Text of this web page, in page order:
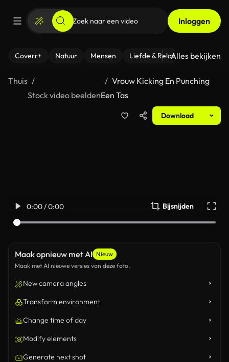
Inloggen
Coverr+ Natuur Mensen Liefde & Relaties - Fitness
Alles bekijken
Thuis
Stock video beelden
Vrouw Kicking En Punching
Een Tas
Download
0:00 / 0:00 Bijsnijden
Maak opnieuw met AI Nieuw
Maak met AI nieuwe versies van deze foto.
New camera angles
Transform environment
Change time of day
Modify elements
Generate next shot